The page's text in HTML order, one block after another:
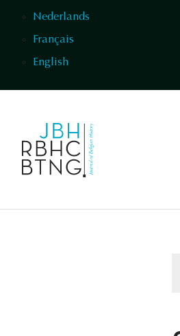
Nederlands
Français
English